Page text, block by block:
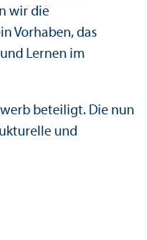
wir die
Vorhaben, das
Lernen im
beteiligt. Die nun
und